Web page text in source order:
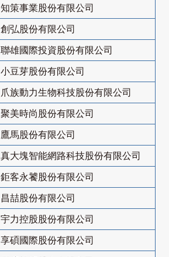
知策事業股份有限公司
創弘股份有限公司
聯雄國際投資股份有限公司
小豆芽股份有限公司
爪族動力生物科技股份有限公司
聚美時尚股份有限公司
鷹馬股份有限公司
真大塊智能網路科技股份有限公司
鉅客永饕股份有限公司
昌喆股份有限公司
宇力控股股份有限公司
享碩國際股份有限公司